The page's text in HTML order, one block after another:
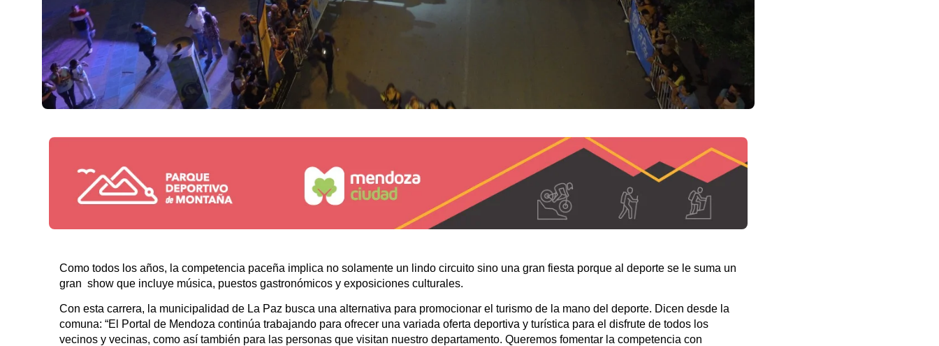
Como todos los años, la competencia paceña implica no solamente un lindo circuito sino una gran fiesta porque al deporte se le suma un
gran show que incluye música, puestos gastronómicos y exposiciones culturales.
Con esta carrera, la municipalidad de La Paz busca una alternativa para promocionar el turismo de la mano del deporte. Dicen desde la
comuna: “El Portal de Mendoza continúa trabajando para ofrecer una variada oferta deportiva y turística para el disfrute de todos los
vecinos y vecinas, como así también para las personas que visitan nuestro departamento. Queremos fomentar la competencia con